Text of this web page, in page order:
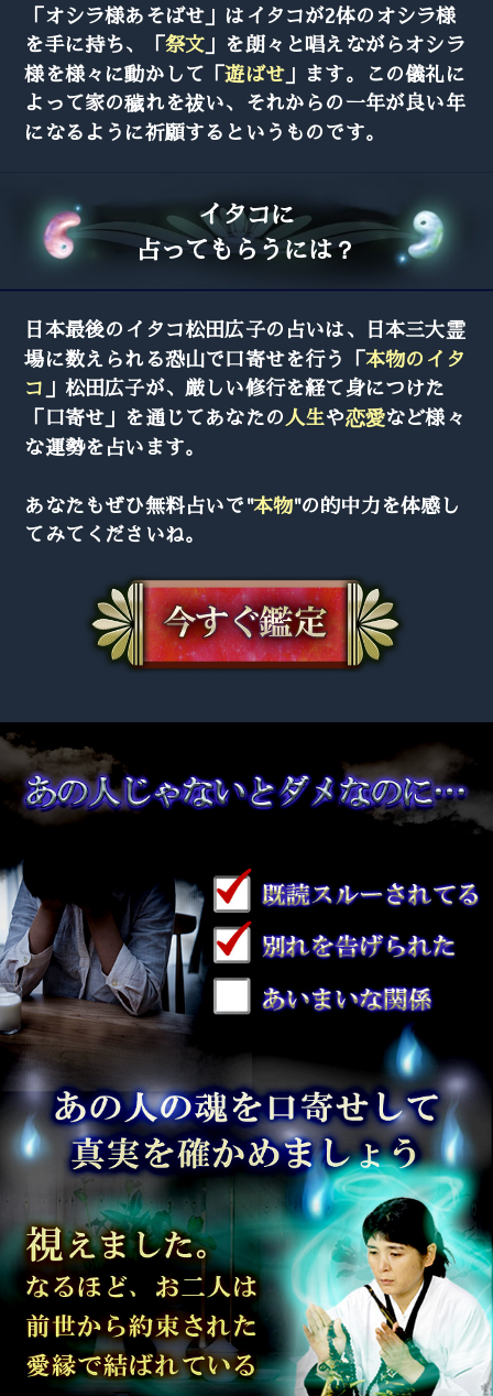
「オシラ様あそばせ」はイタコが2体のオシラ様
を手に持ち、「祭文」を朗々と唱えながらオシラ
様を様々に動かして「遊ばせ 」ます。この儀礼に
よって家の穢れを祓い、それからの一年が良い年
になるように祈願するというものです。
イタコに
占ってもらうには？
日本最後のイタコ松田広子の占いは、日本三大霊
場に数えられる恐山で口寄せを行う「本物のイタ
コ 」松田広子が、厳しい修行を経て身につけた
「口寄せ」を通じてあなたの人生や恋愛など様々
な運勢を占います。
あなたもぜひ無料占いで"本物"の的中力を体感し
てみてくださいね。